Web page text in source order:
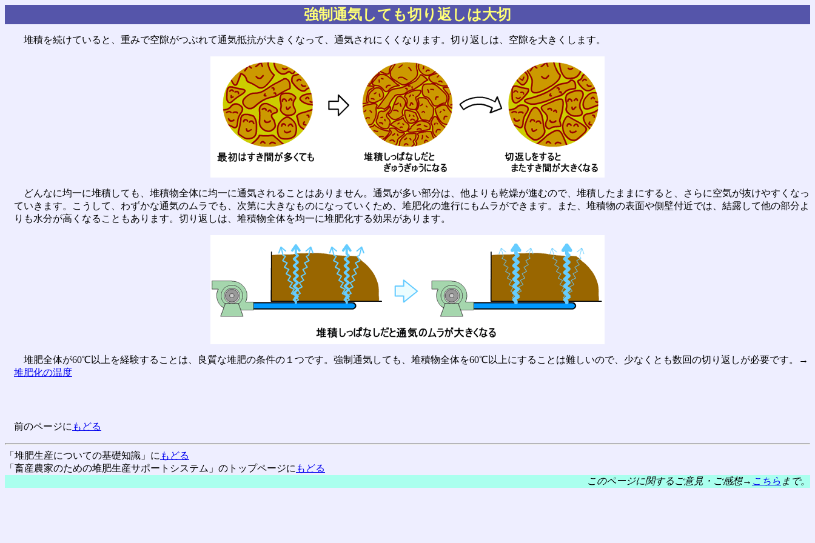
強制通気しても切り返しは大切
堆積を続けていると、重みで空隙がつぶれて通気抵抗が大きくなって、通気されにくくなります。切り返しは、空隙を大きくします。
どんなに均一に堆積しても、堆積物全体に均一に通気されることはありません。通気が多い部分は、他よりも乾燥が進むので、堆積したままにすると、さらに空気が抜けやすくなっ
ていきます。こうして、わずかな通気のムラでも、次第に大きなものになっていくため、堆肥化の進行にもムラができます。また、堆積物の表面や側壁付近では、結露して他の部分よ
りも水分が高くなることもあります。切り返しは、堆積物全体を均一に堆肥化する効果があります。
堆肥全体が60℃以上を経験することは、良質な堆肥の条件の１つです。強制通気しても、堆積物全体を60℃以上にすることは難しいので、少なくとも数回の切り返しが必要です。→
堆肥化の温度
前のページに もどる
「堆肥生産についての基礎知識」に もどる
「畜産農家のための堆肥生産サポートシステム」のトップページに もどる
このページに関するご意見・ご感想→ こちら まで。